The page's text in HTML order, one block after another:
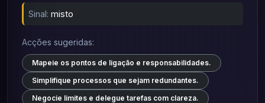
Sinal: misto
Acções sugeridas:
Mapeie os pontos de ligação e responsabilidades.
Simplifique processos que sejam redundantes.
Negocie limites e delegue tarefas com clareza.